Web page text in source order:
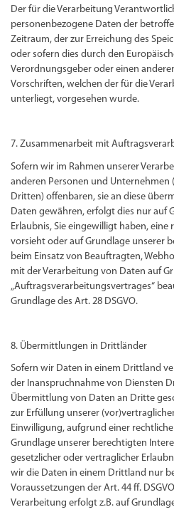
Der für die Verarbeitung
personenbezogene Daten der
Zeitraum, der zur Erreichung des
oder sofern dies durch den
Verordnungsgeber oder einen
Vorschriften, welchen der für die
unterliegt, vorgesehen wurde.
7. Zusammenarbeit mit
Sofern wir im Rahmen unserer
anderen Personen und
Dritten) offenbaren, sie an diese
Daten gewähren, erfolgt dies nur auf
Erlaubnis, Sie eingewilligt haben, eine
vorsieht oder auf Grundlage unserer
beim Einsatz von Beauftragten,
mit der Verarbeitung von Daten auf
„Auftragsverarbeitungsvertrages“
Grundlage des Art. 28 DSGVO.
8. Übermittlungen in Drittländer
Sofern wir Daten in einem Drittland
der Inanspruchnahme von Diensten
Übermittlung von Daten an Dritte
zur Erfüllung unserer
Einwilligung, aufgrund einer
Grundlage unserer berechtigten
gesetzlicher oder vertraglicher
wir die Daten in einem Drittland nur
Voraussetzungen der Art. 44 ff.
Verarbeitung erfolgt z.B. auf